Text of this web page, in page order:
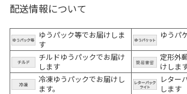
配送情報について
ゆうパック等でお届けしま
す
ゆうパ
チルドゆうパックでお届け
します
定形外
けしま
冷凍ゆうパックでお届けし
ます。
レター
します